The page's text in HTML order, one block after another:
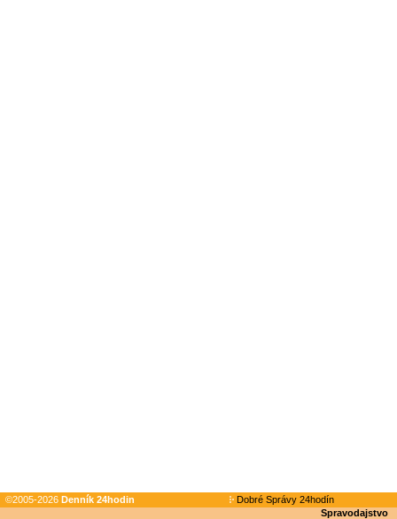
©2005-2026 Denník 24hodin
Dobré Správy 24hodín
Spravodajstvo